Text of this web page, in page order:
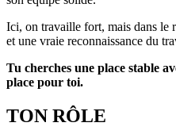
Ici, on travaille fort, mais dans le
et une vraie reconnaissance du
Tu cherches une place stable
place pour toi.
TON RÔLE